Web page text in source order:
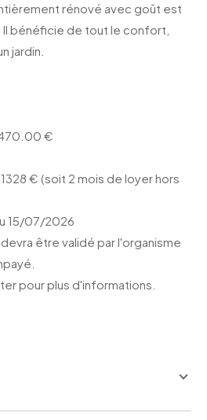
rénové avec goût est
bénéficie de tout le confort,
jardin.
€
€ (soit 2 mois de loyer hors
15/07/2026
être validé par l'organisme
pour plus d'informations.